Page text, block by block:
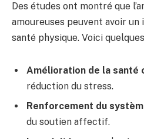
Des études ont montré que
amoureuses peuvent avoir
santé physique. Voici
Amélioration de la santé
réduction du stress.
Renforcement du
du soutien affectif.